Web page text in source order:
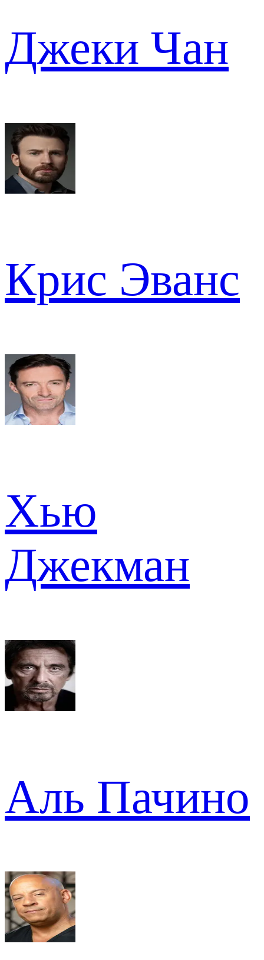
Джеки Чан
Крис Эванс
Хью
Джекман
Аль Пачино